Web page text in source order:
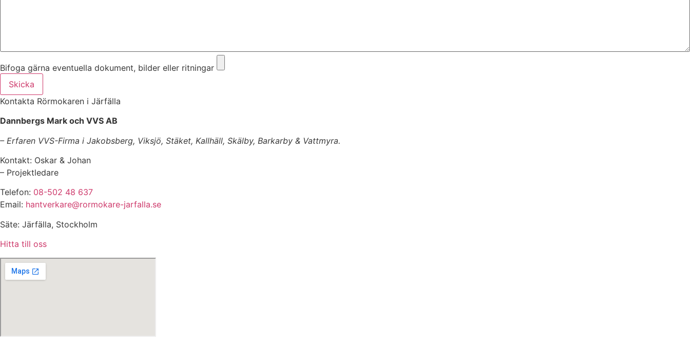
Bifoga gärna eventuella dokument, bilder eller ritningar
Skicka
Kontakta Rörmokaren i Järfälla
Dannbergs Mark och VVS AB
– Erfaren VVS-Firma i Jakobsberg, Viksjö, Stäket, Kallhäll, Skälby, Barkarby & Vattmyra.
Kontakt: Oskar & Johan
– Projektledare
Telefon: 08-502 48 637
Email: hantverkare@rormokare-jarfalla.se
Säte: Järfälla, Stockholm
Hitta till oss